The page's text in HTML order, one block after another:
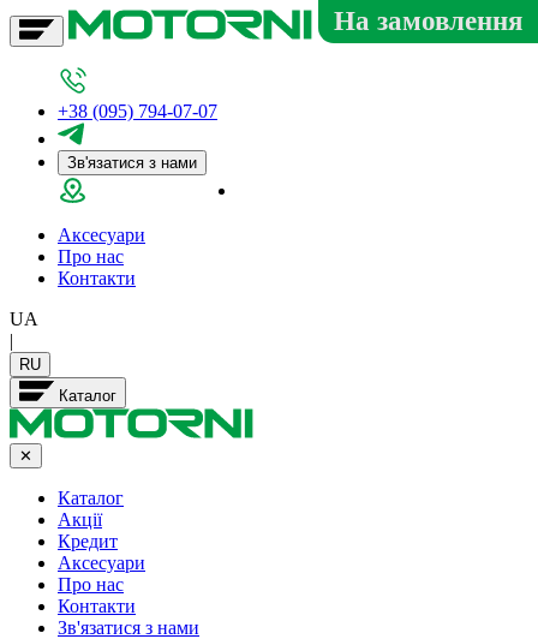
+38 (095) 794-07-07
Зв'язатися з нами
Аксесуари
Про нас
Контакти
UA
|
RU
Каталог
✕
Каталог
Акції
Кредит
Аксесуари
Про нас
Контакти
Зв'язатися з нами
На замовлення